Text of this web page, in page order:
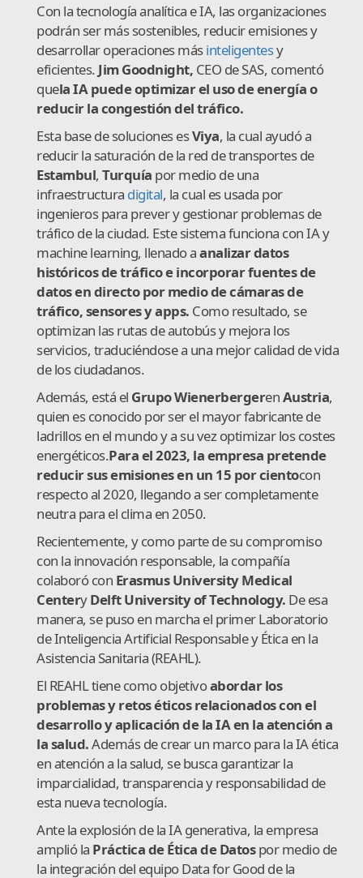
Con la tecnología analítica e IA, las organizaciones
podrán ser más sostenibles, reducir emisiones y
desarrollar operaciones másinteligentesy
eficientes. Jim Goodnight, CEO de SAS, comentó
quela IA puede optimizar el uso de energía o
reducir la congestión del tráfico.
Esta base de soluciones esViya, la cual ayudó a
reducir la saturación de la red de transportes de
Estambul, Turquía por medio de una
infraestructura digital, la cual es usada por
ingenieros para prever y gestionar problemas de
tráfico de la ciudad. Este sistema funciona con IA y
machine learning, llenado aanalizar datos
históricos de tráfico e incorporar fuentes de
datos en directo por medio de cámaras de
tráfico, sensores y apps. Como resultado, se
optimizan las rutas de autobús y mejora los
servicios, traduciéndose a una mejor calidad de vida
de los ciudadanos.
Además, está el Grupo WienerbergerenAustria,
quien es conocido por ser el mayor fabricante de
ladrillos en el mundo y a su vez optimizar los costes
energéticos.Para el 2023, la empresa pretende
reducir sus emisiones en un 15 por cientocon
respecto al 2020, llegando a ser completamente
neutra para el clima en 2050.
Recientemente, y como parte de su compromiso
con la innovación responsable, la compañía
colaboró con Erasmus University Medical
CenteryDelft University of Technology. De esa
manera, se puso en marcha el primer Laboratorio
de Inteligencia Artificial Responsable y Ética en la
Asistencia Sanitaria (REAHL).
El REAHL tiene como objetivoabordar los
problemas y retos éticos relacionados con el
desarrollo y aplicación de la IA en la atención a
la salud.Además de crear un marco para la IA ética
en atención a la salud, se busca garantizar la
imparcialidad, transparencia y responsabilidad de
esta nueva tecnología.
Ante la explosión de la IA generativa, la empresa
amplió la Práctica de Ética de Datospor medio de
la integración del equipo Data for Good de la